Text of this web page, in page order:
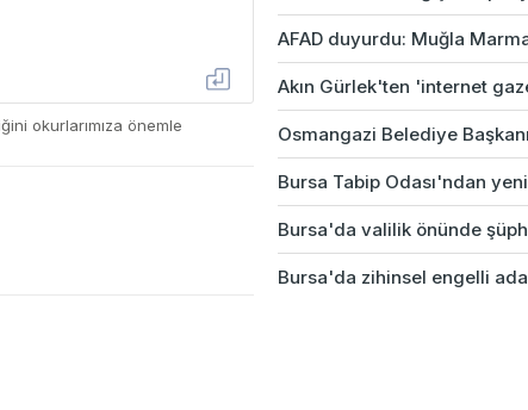
okurlarımıza önemle
AFAD duyurdu: Muğla
Akın Gürlek'ten 'internet
Osmangazi Belediye
Bursa Tabip Odası'ndan
Bursa'da valilik önünde
Bursa'da zihinsel engelli